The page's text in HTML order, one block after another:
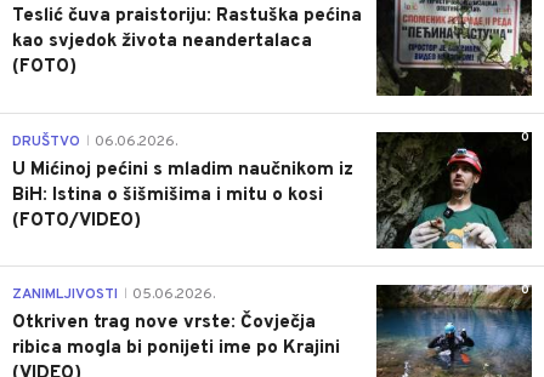
Teslić čuva praistoriju: Rastuška pećina
kao svjedok života neandertalaca
(FOTO)
0
DRUŠTVO 06.06.2026.
U Mićinoj pećini s mladim naučnikom iz
BiH: Istina o šišmišima i mitu o kosi
(FOTO/VIDEO)
0
ZANIMLJIVOSTI 05.06.2026.
Otkriven trag nove vrste: Čovječja
ribica mogla bi ponijeti ime po Krajini